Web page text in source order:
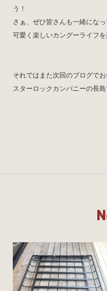
う！
さぁ、ぜひ皆さんも一緒にな
可愛く楽しいカングーライフを
それではまた次回のブログでお
スターロックカンパニーの長島
N